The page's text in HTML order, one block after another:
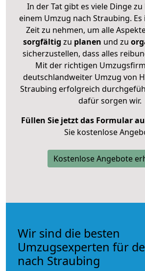
In der Tat gibt es viele Dinge
einem Umzug nach Straubing.
Zeit zu nehmen, um alle
sorgfältig zu planen und zu
sicherzustellen, dass alles
Mit der richtigen
deutschlandweiter Umzug von
Straubing erfolgreich
dafür sorgen wir.
Füllen Sie jetzt das Formular
Sie kostenlose
Kostenlose Angebote
Wir sind die besten
Umzugsexperten für
nach Straubing